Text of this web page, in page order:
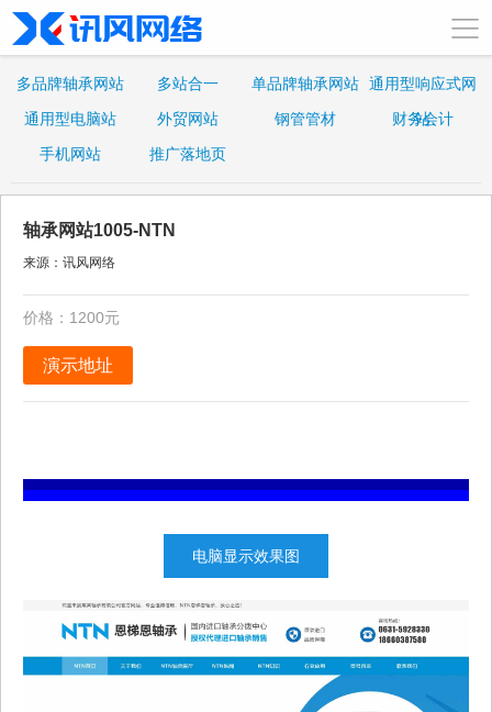
多品牌轴承网站 多站合一 单品牌轴承网站 通用型响应式网
站
通用型电脑站 外贸网站 钢管管材
财务会计
手机网站
推广落地页
轴承网站1005-NTN
来源：讯风网络
价格：1200元
演示地址
电脑显示效果图